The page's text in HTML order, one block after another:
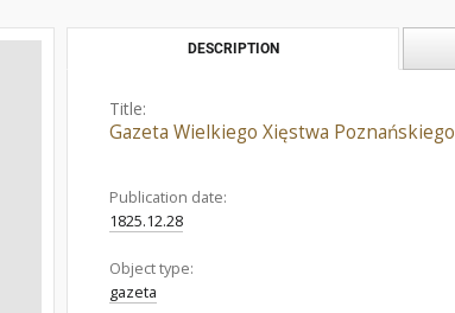
DESCRIPTION
Title:
Gazeta Wielkiego Xięstwa
Publication date:
1825.12.28
Object type:
gazeta